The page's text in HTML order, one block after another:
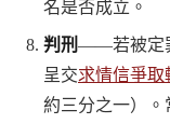
名是否成立。
判刑 ——若被定
呈交求情信爭取
約三分之一）。